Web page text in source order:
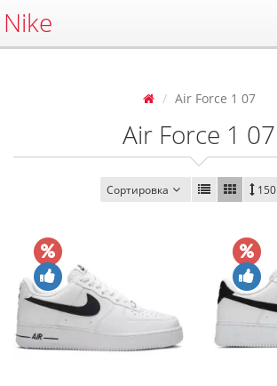
Nike
Air Force 1 07
Air Force 1 07
Сортировка 150